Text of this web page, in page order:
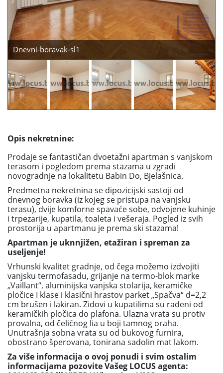
Dnevni-boravak-sl2
Opis nekretnine:
Prodaje se fantastičan dvoetažni apartman s vanjskom
terasom i pogledom prema stazama u zgradi
novogradnje na lokalitetu Babin Do, Bjelašnica.
Predmetna nekretnina se dipozicijski sastoji od
dnevnog boravka (iz kojeg se pristupa na vanjsku
terasu), dvije komforne spavaće sobe, odvojene kuhinje
i trpezarije, kupatila, toaleta i vešeraja. Pogled iz svih
prostorija u apartmanu je prema ski stazama!
Apartman je uknnjižen, etažiran i spreman za
useljenje!
Vrhunski kvalitet gradnje, od čega možemo izdvojiti
vanjsku termofasadu, grijanje na termo-blok marke
„Vaillant“, aluminijska vanjska stolarija, keramičke
pločice I klase i klasični hrastov parket „Spačva“ d=2,2
cm brušen i lakiran. Zidovi u kupatilima su rađeni od
keramičkih pločica do plafona. Ulazna vrata su protiv
provalna, od čeličnog lia u boji tamnog oraha.
Unutrašnja sobna vrata su od bukovog furnira,
obostrano šperovana, tonirana sadolin mat lakom.
Za više informacija o ovoj ponudi i svim ostalim
informacijama pozovite Vašeg LOCUS agenta: